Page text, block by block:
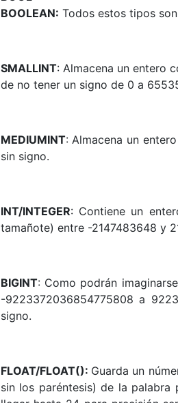
BOOLEAN: Todos estos tipos
SMALLINT: Almacena un entero
de no tener un signo de 0 a
MEDIUMINT: Almacena un
sin signo.
INT/INTEGER: Contiene un
tamañote) entre -2147483648 y
BIGINT: Como podrán
-9223372036854775808 a
signo.
FLOAT/FLOAT(): Guarda un
sin los paréntesis) de la palabra